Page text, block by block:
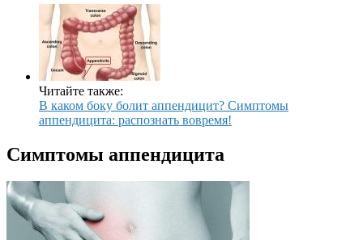
Читайте также:
В каком боку болит аппендицит? Симптомы
аппендицита: распознать вовремя!
Симптомы аппендицита